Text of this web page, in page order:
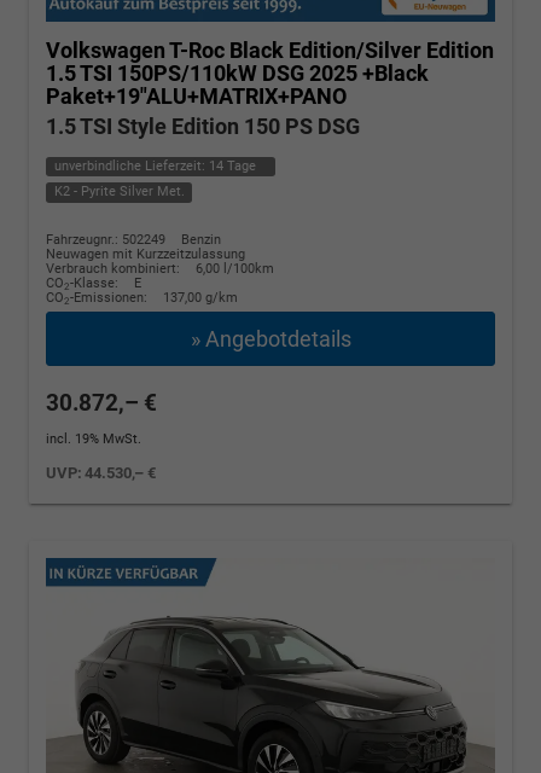
Volkswagen T-Roc Black Edition/Silver Edition
1.5 TSI 150PS/110kW DSG 2025 +Black
Paket+19"ALU+MATRIX+PANO
1.5 TSI Style Edition 150 PS DSG
unverbindliche Lieferzeit: 14 Tage
K2 - Pyrite Silver Met.
Fahrzeugnr.: 502249
Benzin
Neuwagen mit Kurzzeitzulassung
Verbrauch kombiniert:
6,00 l/100km
CO2-Klasse:
E
CO2-Emissionen: 137,00 g/km
» Angebotdetails
30.872,– €
incl. 19% MwSt.
UVP:44.530,– €